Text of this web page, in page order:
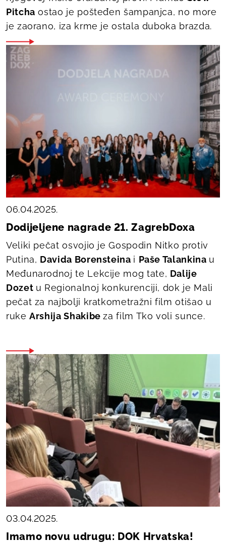
Pitcha ostao je pošteđen šampanjca, no more
je zaorano, iza krme je ostala duboka brazda.
06.04.2025.
Dodijeljene nagrade 21. ZagrebDoxa
Veliki pečat osvojio jeGospodin Nitko protiv
Putina, Davida Borensteina i Paše Talankina u
Međunarodnoj te Lekcije mog tate, Dalije
Dozet u Regionalnoj konkurenciji, dok je Mali
pečat za najbolji kratkometražni film otišao u
rukeArshija Shakibeza film Tko voli sunce.
03.04.2025.
Imamo novu udrugu: DOK Hrvatska!